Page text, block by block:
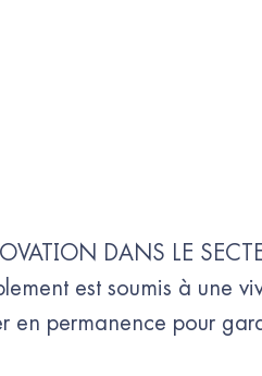
DANS LE
est soumis à une
en permanence pour